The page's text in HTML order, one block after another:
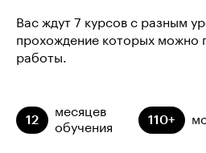
Вас ждут 7 курсов с разным
прохождение которых можно
работы.
12
месяцев
обучения
110+